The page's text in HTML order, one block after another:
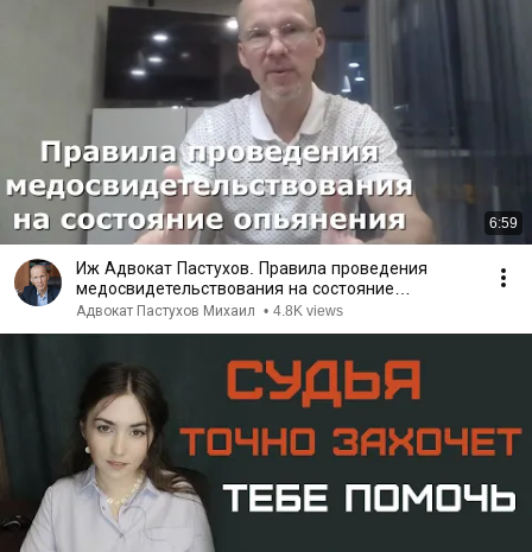
6:59
Иж Адвокат Пастухов. Правила проведения
медосвидетельствования на состояние
опьянения.
Адвокат Пастухов Михаил • 4.8K views